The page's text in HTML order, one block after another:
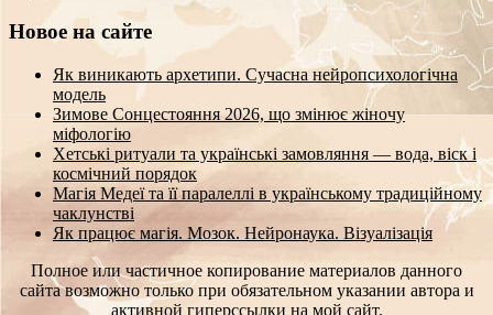
Новое на сайте
Як виникають архетипи. Сучасна нейропсихологічна
модель
Зимове Сонцестояння 2026, що змінює жіночу
міфологію
Хетські ритуали та українські замовляння — вода, віск і
космічний порядок
Магія Медеї та її паралеллі в українському традиційному
чаклунстві
Як працює магія. Мозок. Нейронаука. Візуалізація
Полное или частичное копирование материалов данного
сайта возможно только при обязательном указании автора и
активной гиперссылки на мой сайт.